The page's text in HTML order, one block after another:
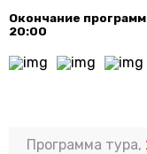
Окончание
20:00
Программа тура,